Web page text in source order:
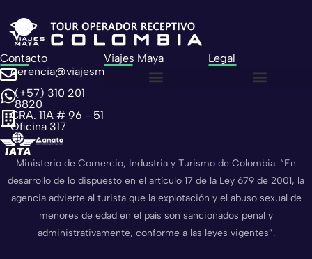
Contacto
gerencia@viajesmaya.com.co
(+57) 310 201
8820
CRA. 11A # 96 - 51
Oficina 317
Viajes Maya Legal
Ministerio de Comercio, Industria y Turismo de Colombia. “En
desarrollo de lo dispuesto en el artículo 17 de la Ley 679 de 2001, la
agencia advierte al turista que la explotación y el abuso sexual de
menores de edad en el país son sancionados penal y
administrativamente, conforme a las leyes vigentes”.